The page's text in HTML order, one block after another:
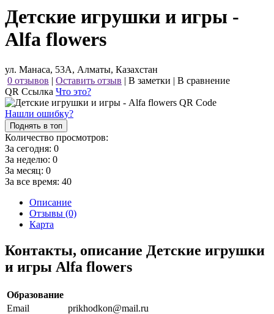
Детские игрушки и игры -
Alfa flowers
ул. Манаса, 53А, Алматы, Казахстан
0 отзывов | Оставить отзыв | В заметки | В сравнение
QR Ссылка Что это?
Нашли ошибку?
Поднять в топ
Количество просмотров:
За сегодня: 0
За неделю: 0
За месяц: 0
За все время: 40
Описание
Отзывы (0)
Карта
Контакты, описание Детские игрушки
и игры Alfa flowers
Образование
Email
prikhodkon@mail.ru